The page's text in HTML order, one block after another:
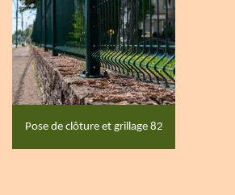
Pose de clôture et grillage 82